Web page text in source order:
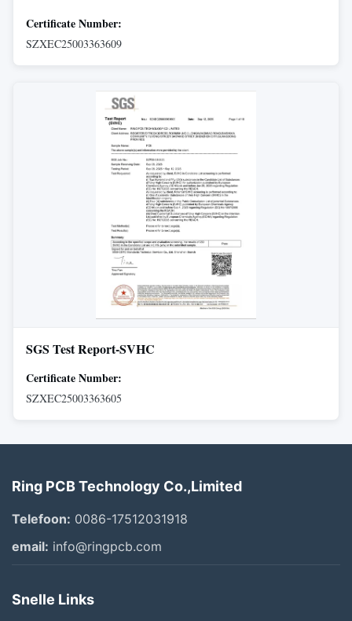
Certificate Number:
SZXEC25003363609
SGS Test Report-SVHC
Certificate Number:
SZXEC25003363605
Ring PCB Technology Co.,Limited
Telefoon: 0086-17512031918
email: info@ringpcb.com
Snelle Links